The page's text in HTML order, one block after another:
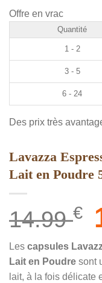
Offre en vrac
Quantité
1 - 2
3 - 5
6 - 24
Des prix très
Lavazza
Lait en Poudre
14.99€
Les capsules
Lait en Poudre sont
lait, à la fois délicate